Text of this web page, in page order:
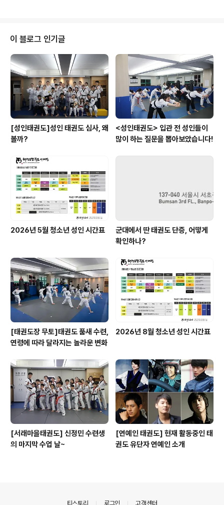
이 블로그 인기글
[성인태권도]성인 태권도 심사, 왜
볼까?
<성인태권도> 입관 전 성인들이
많이 하는 질문을 뽑아보았습니다!
2026년 5월 청소년 성인 시간표
군대에서 딴 태권도 단증, 어떻게
확인하나?
[태권도장 무토]태권도 품새 수련,
연령에 따라 달라지는 놀라운 변화
2026년 8월 청소년 성인 시간표
[서래마을태권도] 신정민 수련생
의 마지막 수업 날~
[연예인 태권도] 현재 활동중인 태
권도 유단자 연예인 소개
티스토리 로그인 고객센터